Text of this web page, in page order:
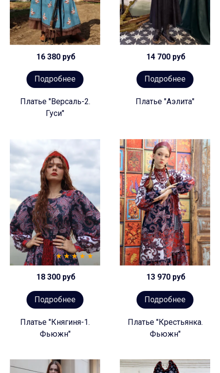
16 380 руб
Подробнее
Платье "Версаль-2.
Гуси"
14 700 руб
Подробнее
Платье "Аэлита"
18 300 руб
Подробнее
Платье "Княгиня-1.
Фьюжн"
13 970 руб
Подробнее
Платье "Крестьянка.
Фьюжн"